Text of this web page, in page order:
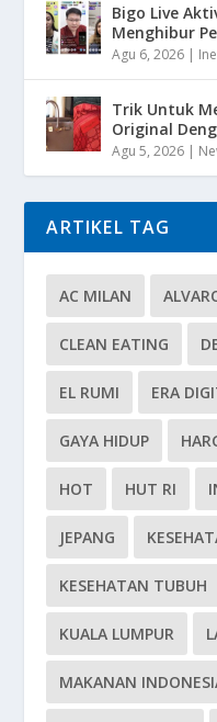
Bigo Live
Menghibur
Agu 6, 2026 |
Trik Untuk
Original
Agu 5, 2026 |
ARTIKEL TAG
AC MILAN
CLEAN EATING
EL RUMI ERA
GAYA HIDUP
HOT HUT RI
JEPANG
KESEHATAN TUBUH
KUALA LUMPUR
MAKANAN